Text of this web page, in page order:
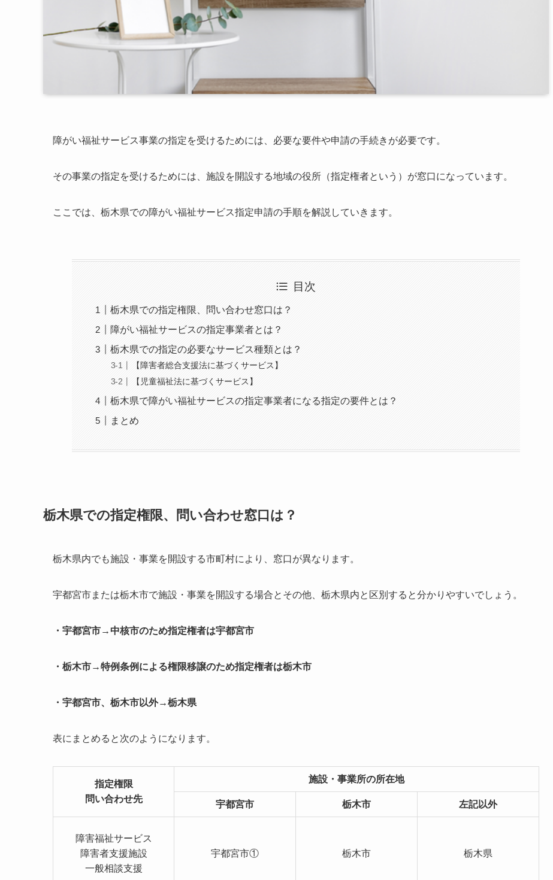
障がい福祉サービス事業の指定を受けるためには、必要な要件や申請の手続きが必要です。
その事業の指定を受けるためには、施設を開設する地域の役所（指定権者という）が窓口になっています。
ここでは、栃木県での障がい福祉サービス指定申請の手順を解説していきます。
目次
栃木県での指定権限、問い合わせ窓口は？
障がい福祉サービスの指定事業者とは？
栃木県での指定の必要なサービス種類とは？
【障害者総合支援法に基づくサービス】
【児童福祉法に基づくサービス】
栃木県で障がい福祉サービスの指定事業者になる指定の要件とは？
まとめ
栃木県での指定権限、問い合わせ窓口は？
栃木県内でも施設・事業を開設する市町村により、窓口が異なります。
宇都宮市または栃木市で施設・事業を開設する場合とその他、栃木県内と区別すると分かりやすいでしょう。
・宇都宮市→中核市のため指定権者は宇都宮市
・栃木市→特例条例による権限移譲のため指定権者は栃木市
・宇都宮市、栃木市以外→栃木県
表にまとめると次のようになります。
指定権限
問い合わせ先
施設・事業所の所在地
宇都宮市 栃木市 左記以外
障害福祉サービス
障害者支援施設
一般相談支援
宇都宮市① 栃木市 栃木県